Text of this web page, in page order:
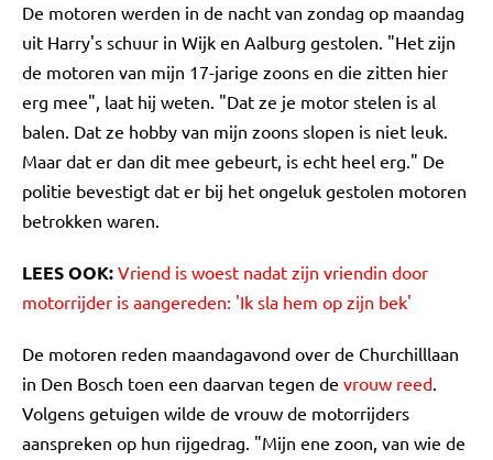
De motoren werden in de nacht van zondag op maandag
uit Harry's schuur in Wijk en Aalburg gestolen. "Het zijn
de motoren van mijn 17-jarige zoons en die zitten hier
erg mee", laat hij weten. "Dat ze je motor stelen is al
balen. Dat ze hobby van mijn zoons slopen is niet leuk.
Maar dat er dan dit mee gebeurt, is echt heel erg." De
politie bevestigt dat er bij het ongeluk gestolen motoren
betrokken waren.
LEES OOK: Vriend is woest nadat zijn vriendin door
motorrijder is aangereden: 'Ik sla hem op zijn bek'
De motoren reden maandagavond over de Churchilllaan
in Den Bosch toen een daarvan tegen de vrouw reed.
Volgens getuigen wilde de vrouw de motorrijders
aanspreken op hun rijgedrag. "Mijn ene zoon, van wie de